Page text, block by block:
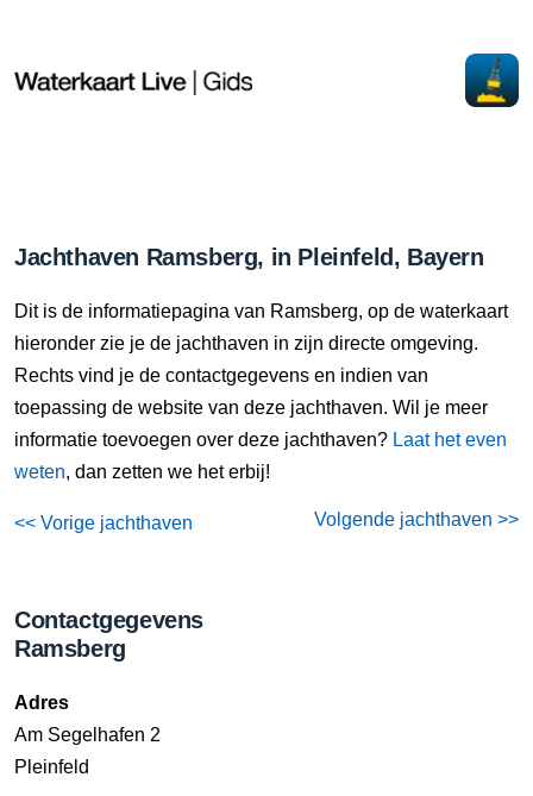
Jachthaven Ramsberg, in Pleinfeld, Bayern
Dit is de informatiepagina van Ramsberg, op de waterkaart
hieronder zie je de jachthaven in zijn directe omgeving.
Rechts vind je de contactgegevens en indien van
toepassing de website van deze jachthaven. Wil je meer
informatie toevoegen over deze jachthaven? Laat het even
weten, dan zetten we het erbij!
<< Vorige jachthaven Volgende jachthaven >>
Contactgegevens
Ramsberg
Adres
Am Segelhafen 2
Pleinfeld